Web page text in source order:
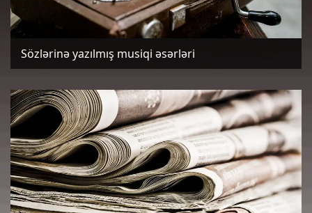
Sözlərinə yazılmış musiqi əsərləri